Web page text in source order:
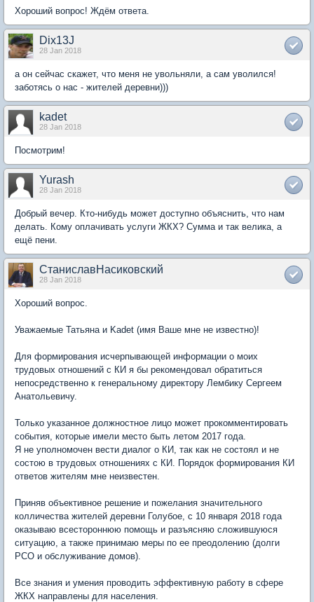
Хороший вопрос! Ждём ответа.
Dix13J
28 Jan 2018
а он сейчас скажет, что меня не увольняли, а сам уволился!
заботясь о нас - жителей деревни)))
kadet
28 Jan 2018
Посмотрим!
Yurash
28 Jan 2018
Добрый вечер. Кто-нибудь может доступно объяснить, что нам
делать. Кому оплачивать услуги ЖКХ? Сумма и так велика, а
ещё пени.
СтаниславНасиковский
28 Jan 2018
Хороший вопрос.
Уважаемые Татьяна и Kadet (имя Ваше мне не известно)!
Для формирования исчерпывающей информации о моих
трудовых отношений с КИ я бы рекомендовал обратиться
непосредственно к генеральному директору Лембику Сергеем
Анатольевичу.
Только указанное должностное лицо может прокомментировать
события, которые имели место быть летом 2017 года.
Я не уполномочен вести диалог о КИ, так как не состоял и не
состою в трудовых отношениях с КИ. Порядок формирования КИ
ответов жителям мне неизвестен.
Приняв объективное решение и пожелания значительного
колличества жителей деревни Голубое, с 10 января 2018 года
оказываю всестороннюю помощь и разъясняю сложившуюся
ситуацию, а также принимаю меры по ее преодолению (долги
РСО и обслуживание домов).
Все знания и умения проводить эффективную работу в сфере
ЖКХ направлены для населения.